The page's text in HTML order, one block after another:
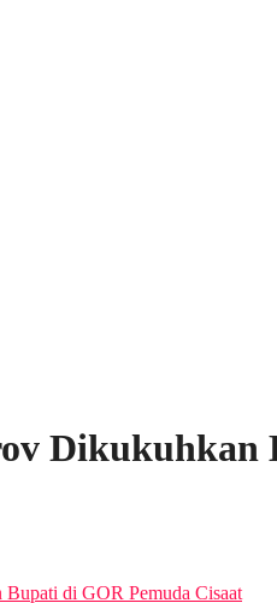
Dikukuhkan